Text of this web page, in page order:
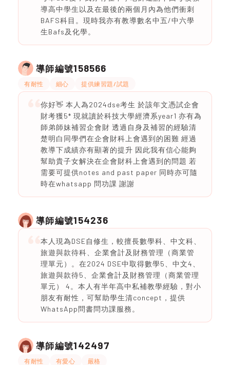
導高中學生以及在最後的兩個月內為他們衝刺
BAFS科目。現時我亦有教導數名中五/中六學
生Bafs及化學。
導師編號158566
有耐性 細心 提供練習題/試題
你好👋 本人為2024dse考生 於該年文憑試企會
財考獲5* 現就讀於科技大學經濟系year1 亦有為
師弟師妹補習企會財 透過自身及補習的經驗清
楚明白同學們在企會財科上會遇到的困難 經過
教導下成績亦有顯著的提升 因此我有信心能夠
幫助貴子女解決在企會財科上會遇到的問題 若
需要可提供notes and past paper 同時亦可隨
時在whatsapp 問功課 謝謝
導師編號154236
本人現為DSE自修生，較擅長數學科、中文科、
旅遊與款待科、企業會計及財務管理（商業管
理單元）。在2024 DSE中取得數學5、中文4、
旅遊與款待5、企業會計及財務管理（商業管理
單元） 4。本人有半年高中私補教學經驗，對小
朋友有耐性，可幫助學生清concept，提供
WhatsApp問書問功課服務。
導師編號142497
有耐性 有愛心 嚴格